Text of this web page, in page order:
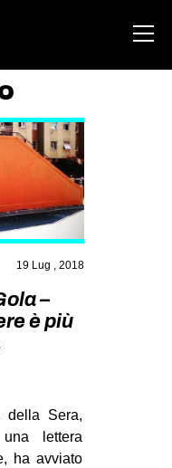
19 Lug , 2018
–
è più
della Sera,
lettera
ha avviato